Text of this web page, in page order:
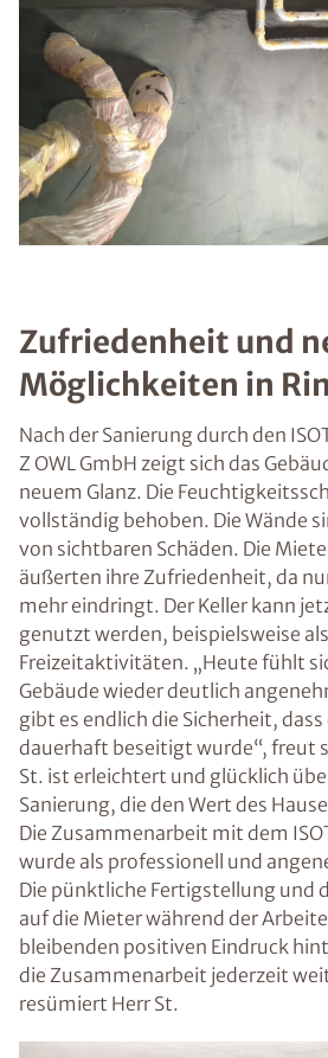
Zufriedenheit und
Möglichkeiten in
Nach der Sanierung durch den
Z OWL GmbH zeigt sich das
neuem Glanz. Die
vollständig behoben. Die Wände
von sichtbaren Schäden. Die
äußerten ihre Zufriedenheit, da
mehr eindringt. Der Keller kann
genutzt werden, beispielsweise
Freizeitaktivitäten. „Heute fühlt
Gebäude wieder deutlich
gibt es endlich die Sicherheit,
dauerhaft beseitigt wurde“, freut
St. ist erleichtert und glücklich
Sanierung, die den Wert des
Die Zusammenarbeit mit dem
wurde als professionell und
Die pünktliche Fertigstellung und
auf die Mieter während der
bleibenden positiven Eindruck
die Zusammenarbeit jederzeit
resümiert Herr St.